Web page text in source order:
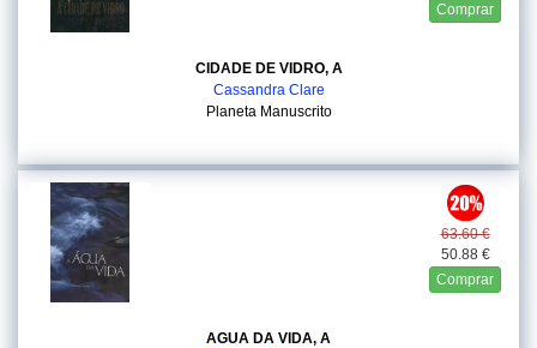
Comprar
CIDADE DE VIDRO, A
Cassandra Clare
Planeta Manuscrito
63.60 €
50.88 €
Comprar
AGUA DA VIDA, A